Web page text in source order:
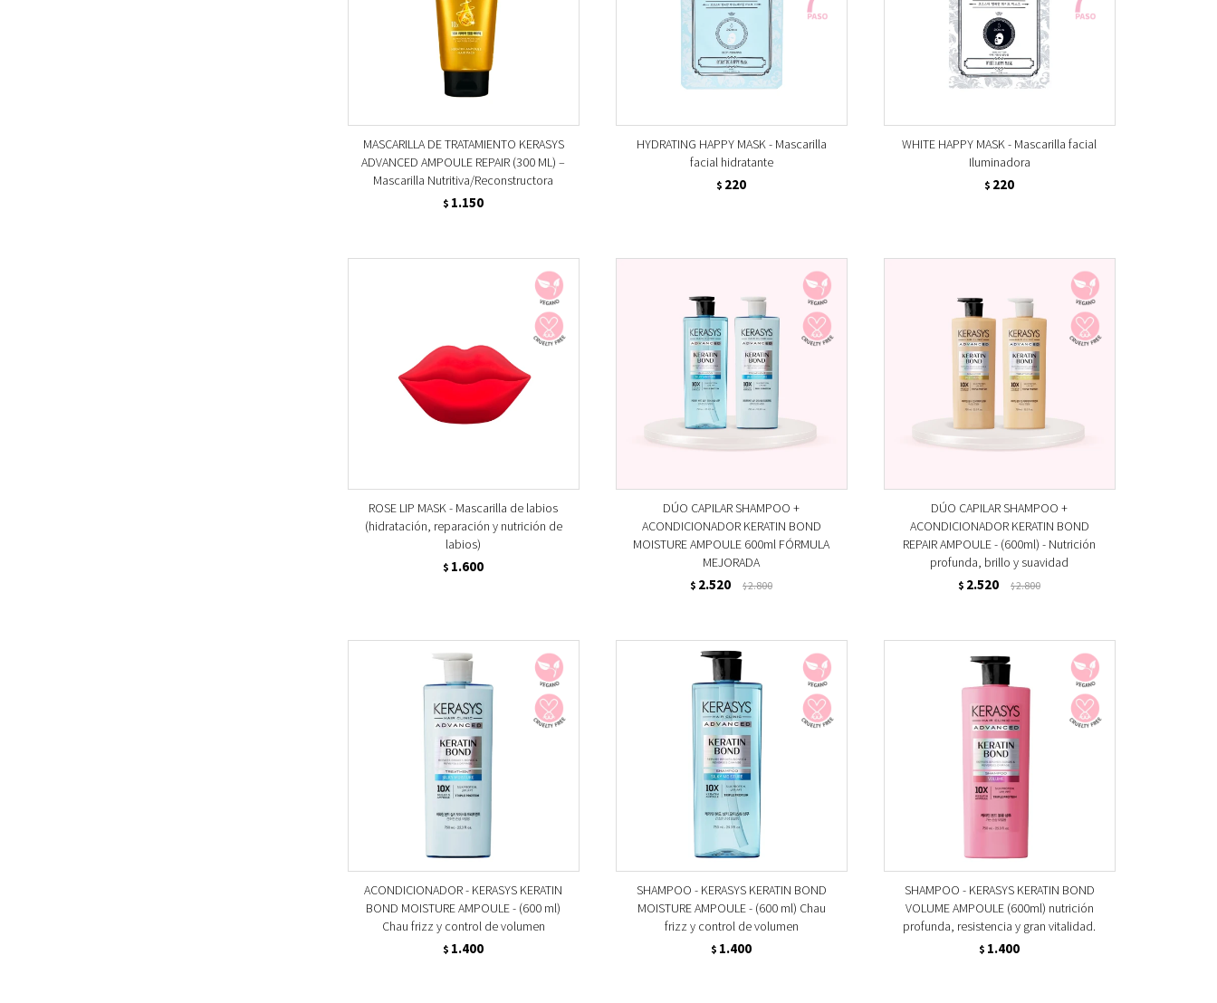
MASCARILLA DE TRATAMIENTO KERASYS
ADVANCED AMPOULE REPAIR (300 ML) –
Mascarilla Nutritiva/Reconstructora
$ 1.150
HYDRATING HAPPY MASK - Mascarilla
facial hidratante
$ 220
WHITE HAPPY MASK - Mascarilla facial
Iluminadora
$ 220
ROSE LIP MASK - Mascarilla de labios
(hidratación, reparación y nutrición de
labios)
$ 1.600
DÚO CAPILAR SHAMPOO +
ACONDICIONADOR KERATIN BOND
MOISTURE AMPOULE 600ml FÓRMULA
MEJORADA
$ 2.520 $2.800
DÚO CAPILAR SHAMPOO +
ACONDICIONADOR KERATIN BOND
REPAIR AMPOULE - (600ml) - Nutrición
profunda, brillo y suavidad
$ 2.520 $2.800
ACONDICIONADOR - KERASYS KERATIN
BOND MOISTURE AMPOULE - (600 ml)
Chau frizz y control de volumen
$ 1.400
SHAMPOO - KERASYS KERATIN BOND
MOISTURE AMPOULE - (600 ml) Chau
frizz y control de volumen
$ 1.400
SHAMPOO - KERASYS KERATIN BOND
VOLUME AMPOULE (600ml) nutrición
profunda, resistencia y gran vitalidad.
$ 1.400